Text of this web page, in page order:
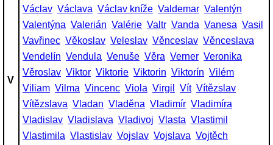
V
Václav Václava Václav kníže Valdemar Valentýn
Valentýna Valerián Valérie Valtr Vanda Vanesa Vasil
Vavřinec Věkoslav Veleslav Věnceslav Věnceslava
Vendelín Vendula Venuše Věra Verner Veronika
Věroslav Viktor Viktorie Viktorin Viktorín Vilém
Viliam Vilma Vincenc Viola Virgil Vít Vítězslav
Vítězslava Vladan Vladěna Vladimír Vladimíra
Vladislav Vladislava Vladivoj Vlasta Vlastimil
Vlastimila Vlastislav Vojslav Vojslava Vojtěch